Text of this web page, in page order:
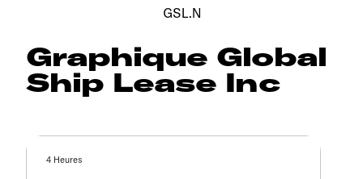
GSL.N
Graphique Global
Ship Lease Inc
4 Heures